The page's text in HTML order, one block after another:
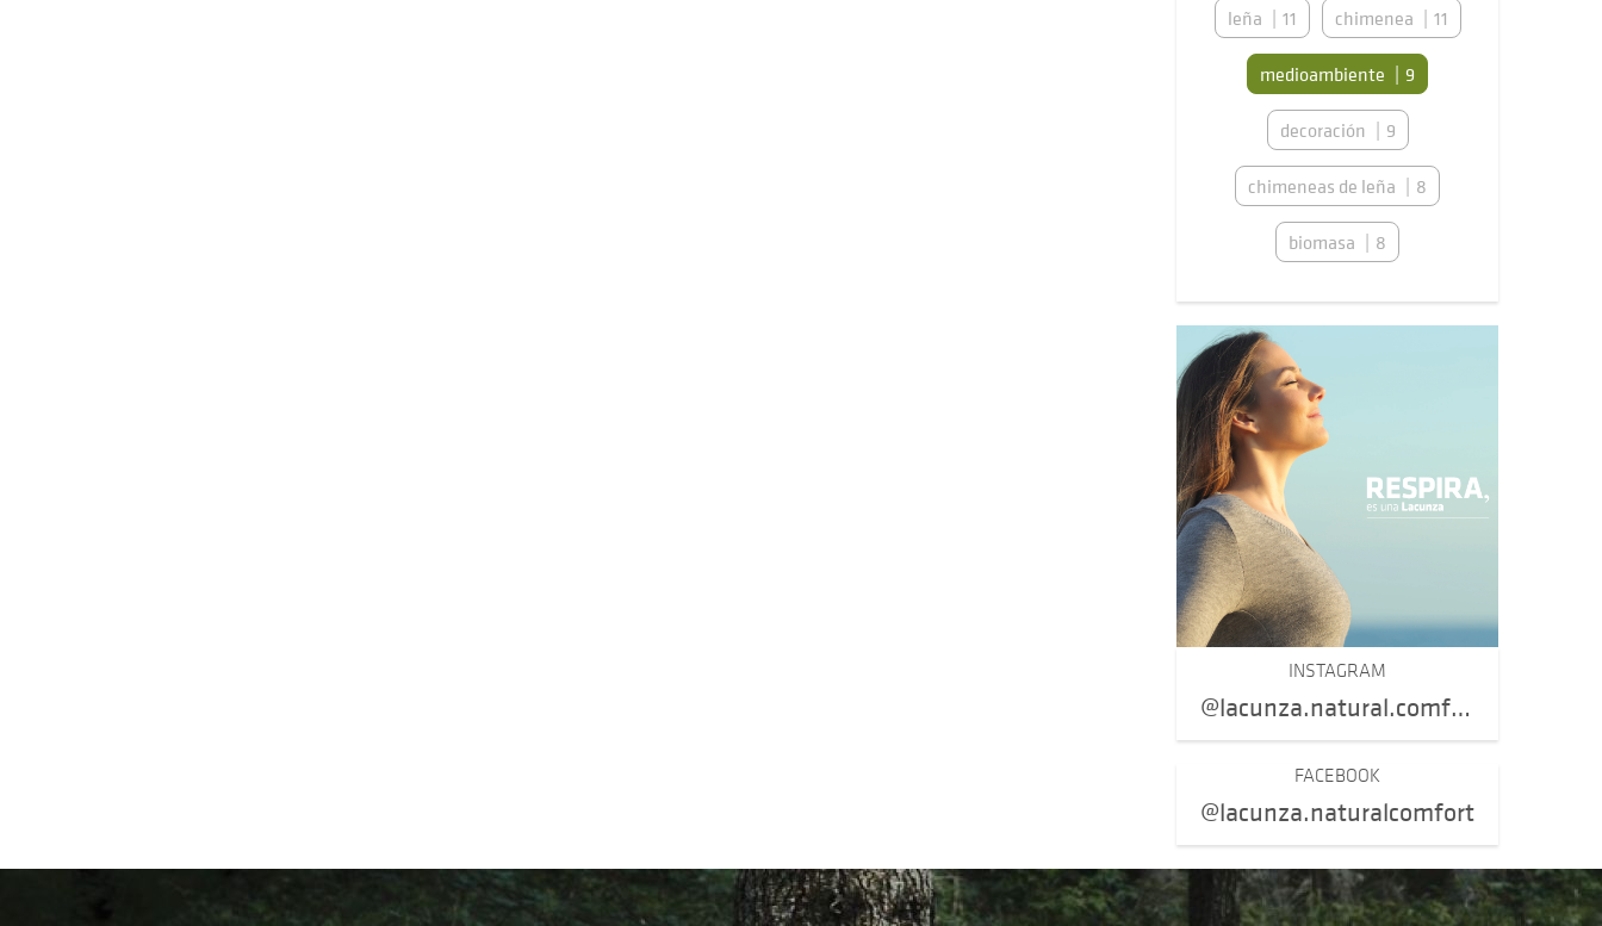
leña 11 chimenea 11
medioambiente 9
decoración 9
chimeneas de leña 8
biomasa 8
FACEBOOK
@lacunza.naturalcomfort
INSTAGRAM
@lacunza.natural.comfort